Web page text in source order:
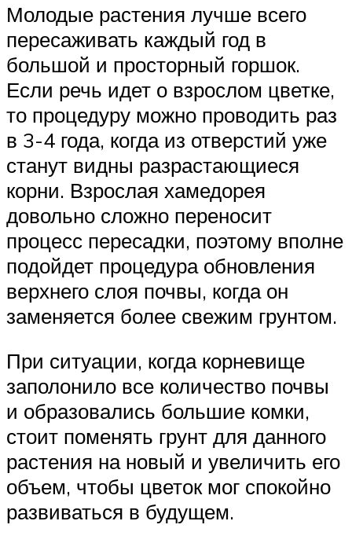
Молодые растения лучше всего
пересаживать каждый год в
большой и просторный горшок.
Если речь идет о взрослом цветке,
то процедуру можно проводить раз
в 3-4 года, когда из отверстий уже
станут видны разрастающиеся
корни. Взрослая хамедорея
довольно сложно переносит
процесс пересадки, поэтому вполне
подойдет процедура обновления
верхнего слоя почвы, когда он
заменяется более свежим грунтом.
При ситуации, когда корневище
заполонило все количество почвы
и образовались большие комки,
стоит поменять грунт для данного
растения на новый и увеличить его
объем, чтобы цветок мог спокойно
развиваться в будущем.